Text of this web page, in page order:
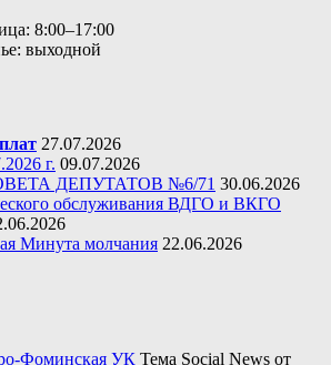
8:00–17:00
выходной
27.07.2026
г. 09.07.2026
ДЕПУТАТОВ №6/71 30.06.2026
обслуживания ВДГО и ВКГО
Минута молчания 22.06.2026
Фоминская УК Тема Social News от